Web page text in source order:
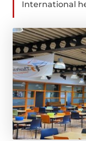
International